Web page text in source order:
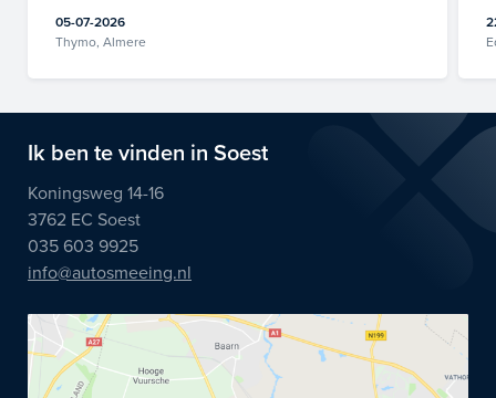
05-07-2026
Thymo, Almere
Ik ben te vinden in Soest
Koningsweg 14-16
3762 EC Soest
035 603 9925
info@autosmeeing.nl